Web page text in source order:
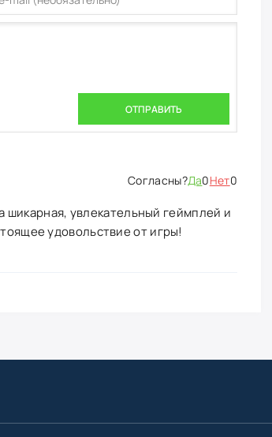
ОТПРАВИТЬ
Да0Нет0
шикарная, увлекательный геймплей и
удовольствие от игры!